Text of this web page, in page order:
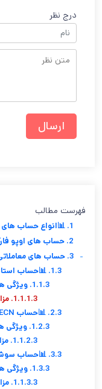
درج نظر
فهرست مطالب
1. 📊انواع حساب های اوپو فایننس - بررسی حساب های اوپو فارکس
2. حساب های اوپو فارکس چیست؟
3. حساب های معاملاتی اوپو فایننس -
1.3. 📊حساب استاندارد اوپوفایننس
1.1.3. ویژگی های حساب استاندارد اوپوفایننس
1.1.1.3. مزایا و معایب حساب استاندارد اوپوفارکس
2.3. 📊حساب ECN اوپوفایننس
1.2.3. ویژگی های حساب ECN اوپو فایننس
1.1.2.3. مزایا و معایب حساب ECN اوپو فارکس
3.3. 📊حساب سوشال ترید اوپوفایننس
1.3.3. ویژگی های حساب Social Trade اوپوفایننس
1.1.3.3. مزایا و معایب حساب سوشال ترید اوپوفارکس